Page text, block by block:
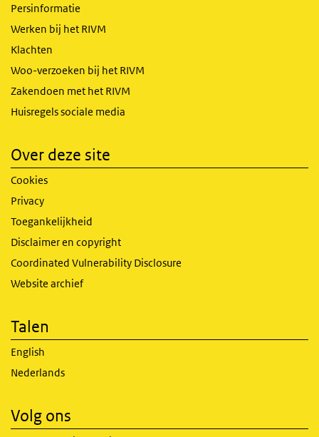
Persinformatie
Werken bij het RIVM
Klachten
Woo-verzoeken bij het RIVM
Zakendoen met het RIVM
Huisregels sociale media
Over deze site
Cookies
Privacy
Toegankelijkheid
Disclaimer en copyright
Coordinated Vulnerability Disclosure
Website archief
Talen
English
Nederlands
Volg ons